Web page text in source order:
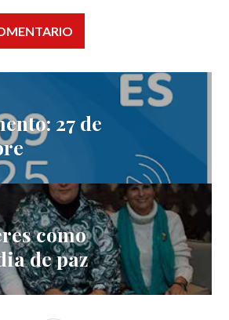
27 de
como
de paz